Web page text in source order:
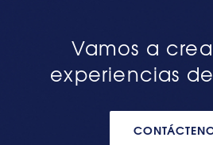
Vamos a
experiencias